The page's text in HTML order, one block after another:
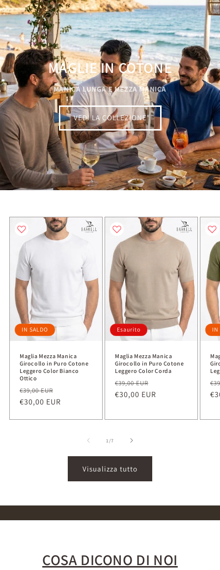
MAGLIE IN COTONE
MANICA LUNGA E MEZZA MANICA
VEDI LA COLLEZIONE
IN SALDO
Maglia Mezza Manica
Girocollo in Puro Cotone
Leggero Color Bianco
Ottico
Prezzo
di
€39,00 EUR
scontato
€30,00 EUR
Esaurito
Maglia Mezza Manica
Girocollo in Puro Cotone
Leggero Color Corda
Prezzo
di
€39,00 EUR
scontato
€30,00 EUR
IN
di
1 /su
7
Visualizza tutto
COSA DICONO DI NOI